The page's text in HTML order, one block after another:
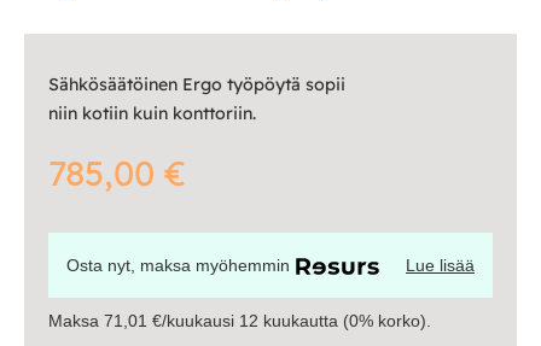
Oma tili | Yhteystiedot
Sähkösäätöinen Ergo työpöytä sopii
niin kotiin kuin konttoriin.
785,00 €
Osta nyt, maksa myöhemmin Lue lisää
Maksa 71,01 €/kuukausi 12 kuukautta (0% korko).